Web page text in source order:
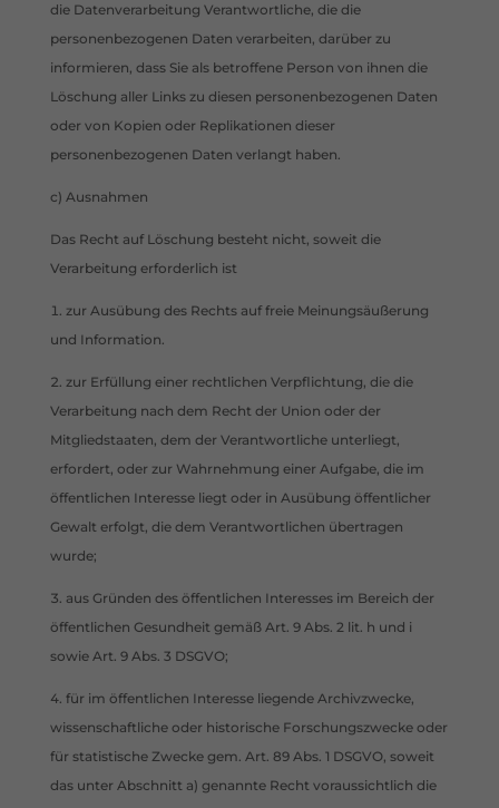
die Datenverarbeitung Verantwortliche, die die
personenbezogenen Daten verarbeiten, darüber zu
informieren, dass Sie als betroffene Person von ihnen die
Löschung aller Links zu diesen personenbezogenen Daten
oder von Kopien oder Replikationen dieser
personenbezogenen Daten verlangt haben.
c) Ausnahmen
Das Recht auf Löschung besteht nicht, soweit die
Verarbeitung erforderlich ist
zur Ausübung des Rechts auf freie Meinungsäußerung
und Information.
zur Erfüllung einer rechtlichen Verpflichtung, die die
Verarbeitung nach dem Recht der Union oder der
Mitgliedstaaten, dem der Verantwortliche unterliegt,
erfordert, oder zur Wahrnehmung einer Aufgabe, die im
öffentlichen Interesse liegt oder in Ausübung öffentlicher
Gewalt erfolgt, die dem Verantwortlichen übertragen
wurde;
aus Gründen des öffentlichen Interesses im Bereich der
öffentlichen Gesundheit gemäß Art. 9 Abs. 2 lit. h und i
sowie Art. 9 Abs. 3 DSGVO;
für im öffentlichen Interesse liegende Archivzwecke,
wissenschaftliche oder historische Forschungszwecke oder
für statistische Zwecke gem. Art. 89 Abs. 1 DSGVO, soweit
das unter Abschnitt a) genannte Recht voraussichtlich die